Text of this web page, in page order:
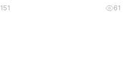
151 61